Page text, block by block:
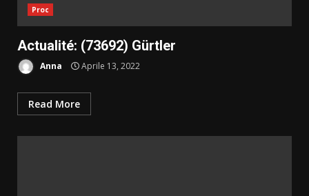
Proc
Actualité: (73692) Gürtler
Anna Aprile 13, 2022
Read More